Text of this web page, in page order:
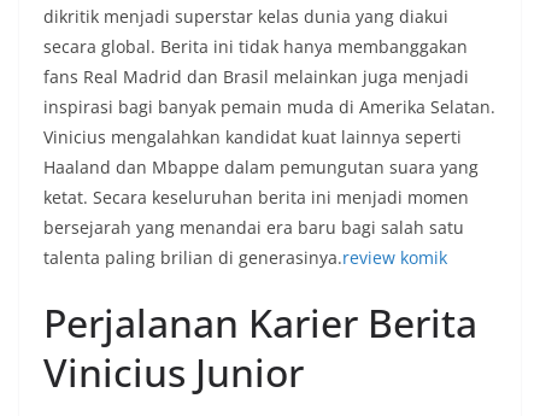
dikritik menjadi superstar kelas dunia yang diakui
secara global. Berita ini tidak hanya membanggakan
fans Real Madrid dan Brasil melainkan juga menjadi
inspirasi bagi banyak pemain muda di Amerika Selatan.
Vinicius mengalahkan kandidat kuat lainnya seperti
Haaland dan Mbappe dalam pemungutan suara yang
ketat. Secara keseluruhan berita ini menjadi momen
bersejarah yang menandai era baru bagi salah satu
talenta paling brilian di generasinya.review komik
Perjalanan Karier Berita
Vinicius Junior